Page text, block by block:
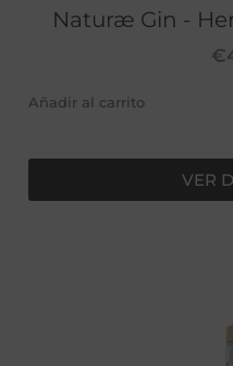
Naturæ Gin -
€
Añadir al carrito
VER